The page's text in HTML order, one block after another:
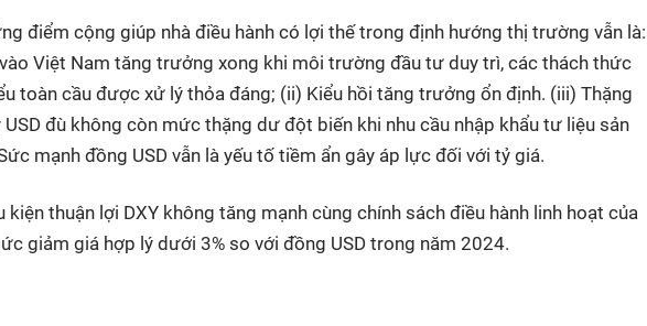
điểm cộng giúp nhà điều hành có lợi thế trong định hướng thị trường vẫn là:
Việt Nam tăng trưởng xong khi môi trường đầu tư duy trì, các thách thức
toàn cầu được xử lý thỏa đáng; (ii) Kiểu hồi tăng trưởng ổn định. (iii) Thặng
đù không còn mức thặng dư đột biến khi nhu cầu nhập khẩu tư liệu sản
mạnh đồng USD vẫn là yếu tố tiềm ẩn gây áp lực đối với tỷ giá.
kiện thuận lợi DXY không tăng mạnh cùng chính sách điều hành linh hoạt của
giảm giá hợp lý dưới 3% so với đồng USD trong năm 2024.